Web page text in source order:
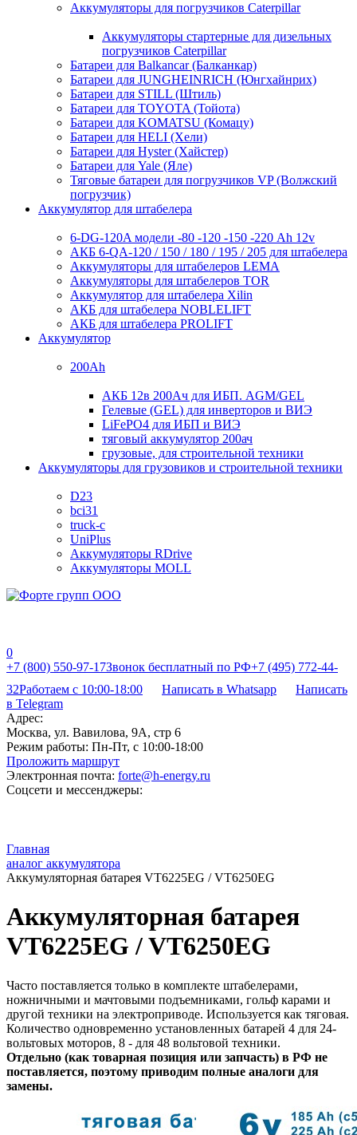
Аккумуляторы для погрузчиков Caterpillar
Аккумуляторы стартерные для дизельных
погрузчиков Caterpillar
Батареи для Balkancar (Балканкар)
Батареи для JUNGHEINRICH (Юнгхайнрих)
Батареи для STILL (Штиль)
Батареи для TOYOTA (Тойота)
Батареи для KOMATSU (Комацу)
Батареи для HELI (Хели)
Батареи для Hyster (Хайстер)
Батареи для Yale (Яле)
Тяговые батареи для погрузчиков VP (Волжский
погрузчик)
Аккумулятор для штабелера
6-DG-120A модели -80 -120 -150 -220 Ah 12v
АКБ 6-QA-120 / 150 / 180 / 195 / 205 для штабелера
Аккумуляторы для штабелеров LEMA
Аккумуляторы для штабелеров TOR
Аккумулятор для штабелера Xilin
АКБ для штабелера NOBLELIFT
АКБ для штабелера PROLIFT
Аккумулятор
200Ah
АКБ 12в 200Ач для ИБП. AGM/GEL
Гелевые (GEL) для инверторов и ВИЭ
LiFePO4 для ИБП и ВИЭ
тяговый аккумулятор 200ач
грузовые, для строительной техники
Аккумуляторы для грузовиков и строительной техники
D23
bci31
truck-c
UniPlus
Аккумуляторы RDrive
Аккумуляторы MOLL
0
+7 (800) 550-97-17Звонок бесплатный по РФ+7 (495) 772-44-
32Работаем с 10:00-18:00 Написать в Whatsapp
Написать
в Telegram
Адрес:
Москва, ул. Вавилова, 9А, стр 6
Режим работы: Пн-Пт, с 10:00-18:00
Проложить маршрут
Электронная почта: forte@h-energy.ru
Соцсети и мессенджеры:
Главная
аналог аккумулятора
Аккумуляторная батарея VT6225EG / VT6250EG
Аккумуляторная батарея
VT6225EG / VT6250EG
Часто поставляется только в комплекте штабелерами,
ножничными и мачтовыми подъемниками, гольф карами и
другой техники на электроприводе. Используется как тяговая.
Количество одновременно установленных батарей 4 для 24-
вольтовых моторов, 8 - для 48 вольтовой техники.
Отдельно (как товарная позиция или запчасть) в РФ не
поставляется, поэтому приводим полные аналоги для
замены.